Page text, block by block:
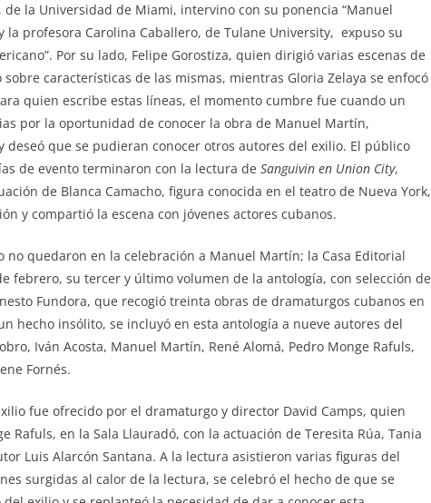
la Universidad de Miami, intervino con su ponencia “Manuel
la profesora Carolina Caballero, de Tulane University, expuso su
Por su lado, Felipe Gorostiza, quien dirigió varias escenas de
características de las mismas, mientras Gloria Zelaya se enfocó
quien escribe estas líneas, el momento cumbre fue cuando un
por la oportunidad de conocer la obra de Manuel Martín,
deseó que se pudieran conocer otros autores del exilio. El público
de evento terminaron con la lectura de Sanguivin en Union City,
de Blanca Camacho, figura conocida en el teatro de Nueva York,
y compartió la escena con jóvenes actores cubanos.
no quedaron en la celebración a Manuel Martín; la Casa Editorial
febrero, su tercer y último volumen de la antología, con selección de
Fundora, que recogió treinta obras de dramaturgos cubanos en
hecho insólito, se incluyó en esta antología a nueve autores del
Iván Acosta, Manuel Martín, René Alomá, Pedro Monge Rafuls,
Fornés.
fue ofrecido por el dramaturgo y director David Camps, quien
Rafuls, en la Sala Llauradó, con la actuación de Teresita Rúa, Tania
Luis Alarcón Santana. A la lectura asistieron varias figuras del
surgidas al calor de la lectura, se celebró el hecho de que se